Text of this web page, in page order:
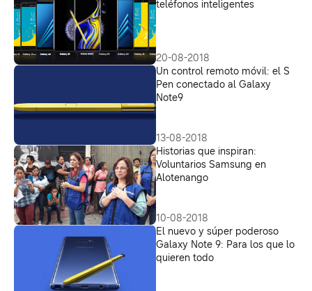
teléfonos inteligentes
20-08-2018
Un control remoto móvil: el S
Pen conectado al Galaxy
Note9
13-08-2018
Historias que inspiran:
Voluntarios Samsung en
Alotenango
10-08-2018
El nuevo y súper poderoso
Galaxy Note 9: Para los que lo
quieren todo